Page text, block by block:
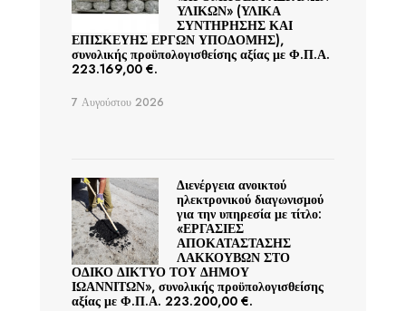
ΥΛΙΚΩΝ» (ΥΛΙΚΑ
ΣΥΝΤΗΡΗΣΗΣ ΚΑΙ
ΕΠΙΣΚΕΥΗΣ ΕΡΓΩΝ ΥΠΟΔΟΜΗΣ),
συνολικής προϋπολογισθείσης αξίας με Φ.Π.Α.
223.169,00 €.
7 Αυγούστου 2026
Διενέργεια ανοικτού
ηλεκτρονικού διαγωνισμού
για την υπηρεσία με τίτλο:
«ΕΡΓΑΣΙΕΣ
ΑΠΟΚΑΤΑΣΤΑΣΗΣ
ΛΑΚΚΟΥΒΩΝ ΣΤΟ
ΟΔΙΚΟ ΔΙΚΤΥΟ ΤΟΥ ΔΗΜΟΥ
ΙΩΑΝΝΙΤΩΝ», συνολικής προϋπολογισθείσης
αξίας με Φ.Π.Α. 223.200,00 €.